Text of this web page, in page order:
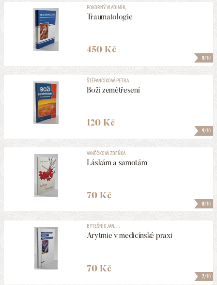
8/10
POKORNÝ VLADIMÍR, ...
Traumatologie
450 Kč
9/10
ŠTĚPANČÍKOVÁ PETRA
Boží zemětřesení
120 Kč
8/10
VANĚČKOVÁ ZDEŇKA
Láskám a samotám
70 Kč
7/10
BYTEŠNÍK JAN, ...
Arytmie v medicínské praxi
70 Kč